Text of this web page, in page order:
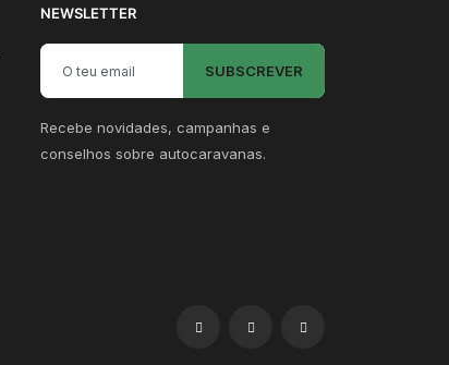
NEWSLETTER
Email para newsletter
SUBSCREVER
Recebe novidades, campanhas e
conselhos sobre autocaravanas.